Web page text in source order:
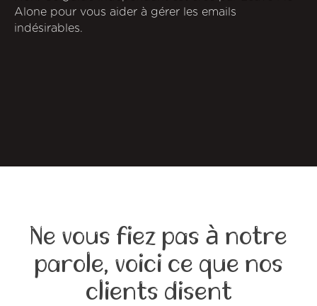
Alone pour vous aider à gérer les emails
indésirables.
Ne vous fiez pas à notre
parole, voici ce que nos
clients disent